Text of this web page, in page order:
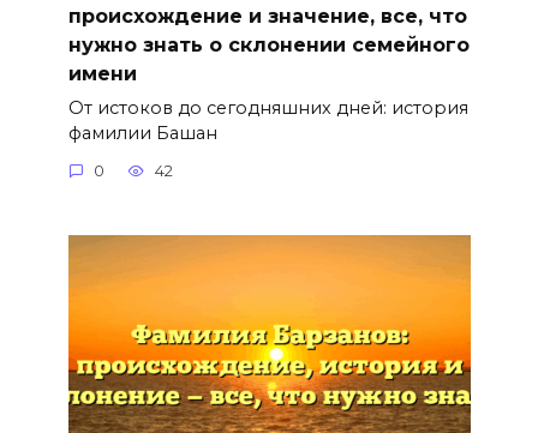
происхождение и значение, все, что
нужно знать о склонении семейного
имени
От истоков до сегодняшних дней: история
фамилии Башан
0 42